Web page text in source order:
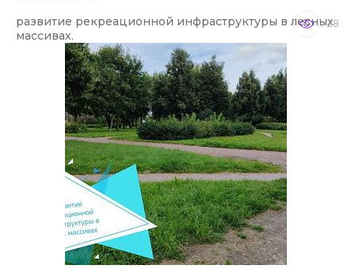
развитие рекреационной инфраструктуры в лесных
массивах.
28